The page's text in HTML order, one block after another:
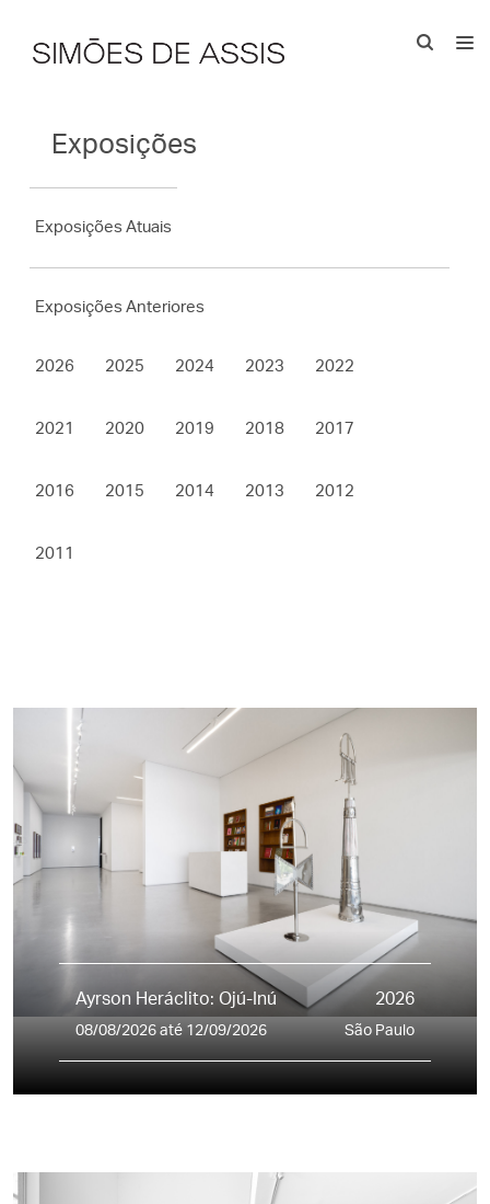
Exposições
Exposições Atuais
Exposições Anteriores
2026 2025 2024 2023 2022
2021 2020 2019 2018 2017
2016 2015 2014 2013 2012
2011
Ayrson Heráclito: Ojú-Inú
08/08/2026 até 12/09/2026
2026
São Paulo
simoesdeassis/htdocs/web/exposicoes/index.php
simoesdeassis/htdocs/web/exposicoes/index.php